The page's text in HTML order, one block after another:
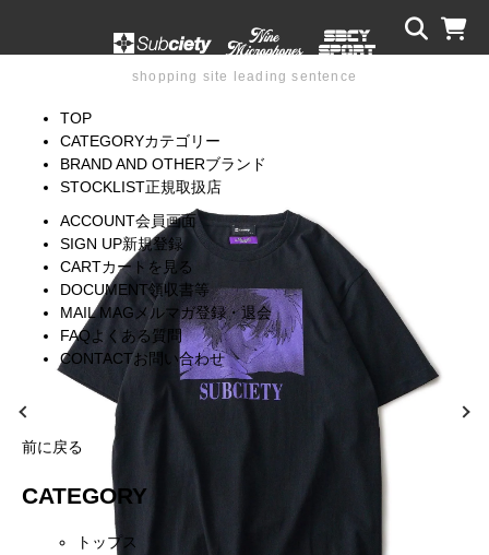
TOP
CATEGORYカテゴリー
BRAND AND OTHERブランド
STOCKLIST正規取扱店
ACCOUNT会員画面
SIGN UP新規登録
CARTカートを見る
DOCUMENT領収書等
MAIL MAG メルマガ登録・退会
FAQよくある質問
CONTACTお問い合わせ
前に戻る
CATEGORY
トップス
shopping site leading sentence